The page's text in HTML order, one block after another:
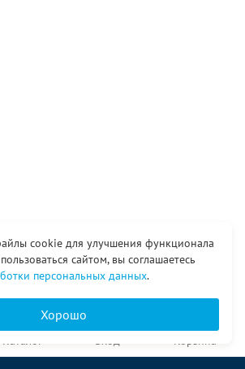
cookie для улучшения функционала
сайтом, вы соглашаетесь
персональных данных.
Хорошо